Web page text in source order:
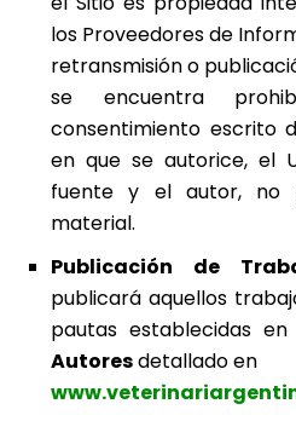
los Proveedores de
retransmisión o
se encuentra
consentimiento escrito
en que se autorice, el
fuente y el autor, no
material.
Publicación de
publicará aquellos
pautas establecidas
Autoresdetallado en